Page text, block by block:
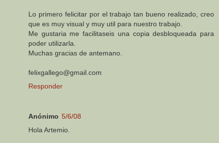
Lo primero felicitar por el trabajo tan bueno realizado, creo
que es muy visual y muy util para nuestro trabajo.
Me gustaria me facilitaseis una copia desbloqueada para
poder utilizarla.
Muchas gracias de antemano.
felixgallego@gmail.com
Responder
Anónimo 5/6/08
Hola Artemio.